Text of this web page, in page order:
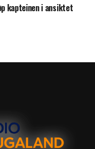
kapteinen i ansiktet